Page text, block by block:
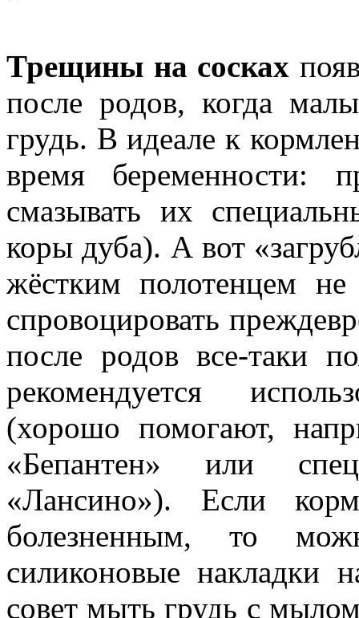
Трещины на сосках
после родов, когда
грудь. В идеале к
время беременности:
смазывать их
коры дуба). А вот
жёстким полотенцем
спровоцировать
после родов все-таки
рекомендуется
(хорошо помогают,
«Бепантен» или
«Лансино»). Если
болезненным, то
силиконовые накладки
совет мыть грудь с